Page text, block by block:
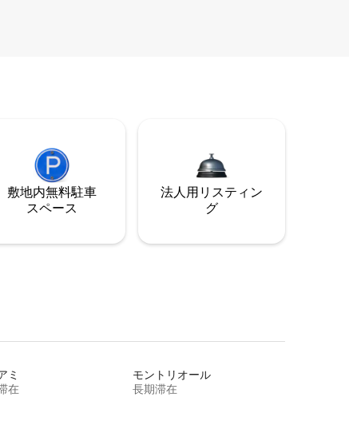
敷地内無料駐⁠車
ス⁠ペ⁠ー⁠ス
法人用リスティン
グ
ミ
在
モントリオール
長期滞在